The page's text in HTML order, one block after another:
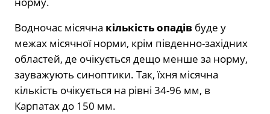
Водночас місячна кількість опадів буде у
межах місячної норми, крім південно-західних
областей, де очікується дещо менше за норму,
зауважують синоптики. Так, їхня місячна
кількість очікується на рівні 34-96 мм, в
Карпатах до 150 мм.